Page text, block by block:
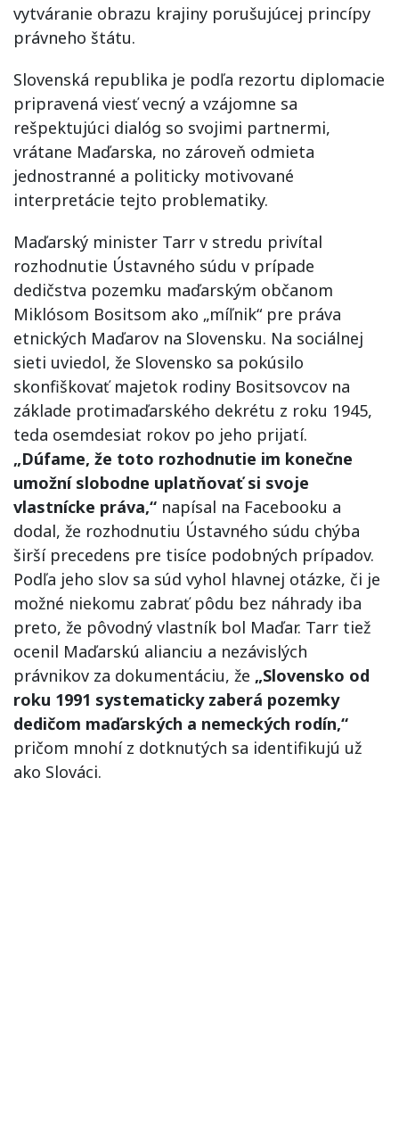
vytváranie obrazu krajiny porušujúcej princípy
právneho štátu.
Slovenská republika je podľa rezortu diplomacie
pripravená viesť vecný a vzájomne sa
rešpektujúci dialóg so svojimi partnermi,
vrátane Maďarska, no zároveň odmieta
jednostranné a politicky motivované
interpretácie tejto problematiky.
Maďarský minister Tarr v stredu privítal
rozhodnutie Ústavného súdu v prípade
dedičstva pozemku maďarským občanom
Miklósom Bositsom ako „míľnik“ pre práva
etnických Maďarov na Slovensku. Na sociálnej
sieti uviedol, že Slovensko sa pokúsilo
skonfiškovať majetok rodiny Bositsovcov na
základe protimaďarského dekrétu z roku 1945,
teda osemdesiat rokov po jeho prijatí.
„Dúfame, že toto rozhodnutie im konečne
umožní slobodne uplatňovať si svoje
vlastnícke práva,“ napísal na Facebooku a
dodal, že rozhodnutiu Ústavného súdu chýba
širší precedens pre tisíce podobných prípadov.
Podľa jeho slov sa súd vyhol hlavnej otázke, či je
možné niekomu zabrať pôdu bez náhrady iba
preto, že pôvodný vlastník bol Maďar. Tarr tiež
ocenil Maďarskú alianciu a nezávislých
právnikov za dokumentáciu, že „Slovensko od
roku 1991 systematicky zaberá pozemky
dedičom maďarských a nemeckých rodín,“
pričom mnohí z dotknutých sa identifikujú už
ako Slováci.